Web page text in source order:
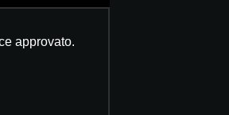
approvato.